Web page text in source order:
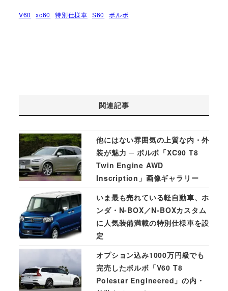
V60 xc60 特別仕様車 S60 ボルボ
関連記事
他にはない雰囲気の上質な内・外
装が魅力 ─ ボルボ「XC90 T8
Twin Engine AWD
Inscription」画像ギャラリー
いま最も売れている軽自動車、ホ
ンダ・N-BOX／N-BOXカスタム
に人気装備満載の特別仕様車を設
定
オプション込み1000万円級でも
完売したボルボ「V60 T8
Polestar Engineered」の内・